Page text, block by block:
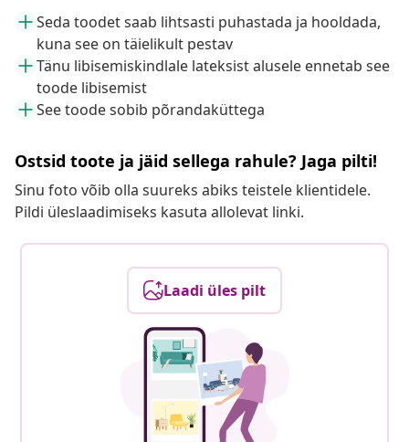
Seda toodet saab lihtsasti puhastada ja hooldada,
kuna see on täielikult pestav
Tänu libisemiskindlale lateksist alusele ennetab see
toode libisemist
See toode sobib põrandaküttega
Ostsid toote ja jäid sellega rahule? Jaga pilti!
Sinu foto võib olla suureks abiks teistele klientidele.
Pildi üleslaadimiseks kasuta allolevat linki.
Laadi üles pilt